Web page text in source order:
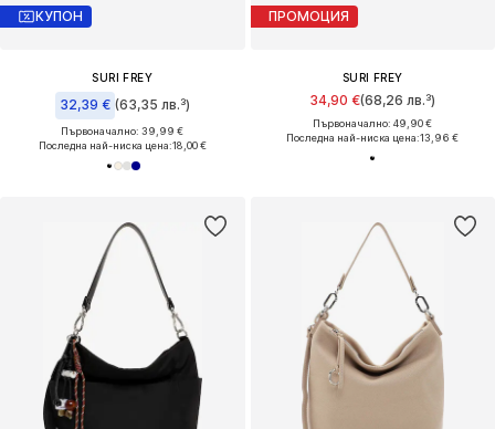
КУПОН
SURI FREY
32,39 € (63,35 лв.³)
Първоначално: 39,99 €
Последна най-ниска цена:18,00 €
ПРОМОЦИЯ
SURI FREY
34,90 €(68,26 лв.³)
Първоначално: 49,90 €
Последна най-ниска цена:13,96 €